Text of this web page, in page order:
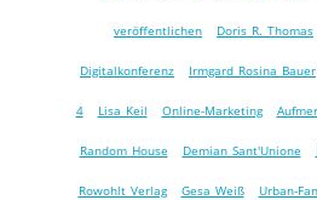
veröffentlichen Doris R. Thomas
Digitalkonferenz Irmgard Rosina Bauer
4 Lisa Keil Online-Marketing
Random House Demian Sant'Unione
Rowohlt Verlag Gesa Weiß Urban-